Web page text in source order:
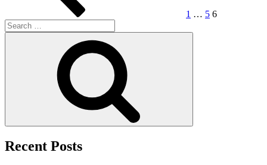
1 … 5 6
Search
for:
Recent Posts